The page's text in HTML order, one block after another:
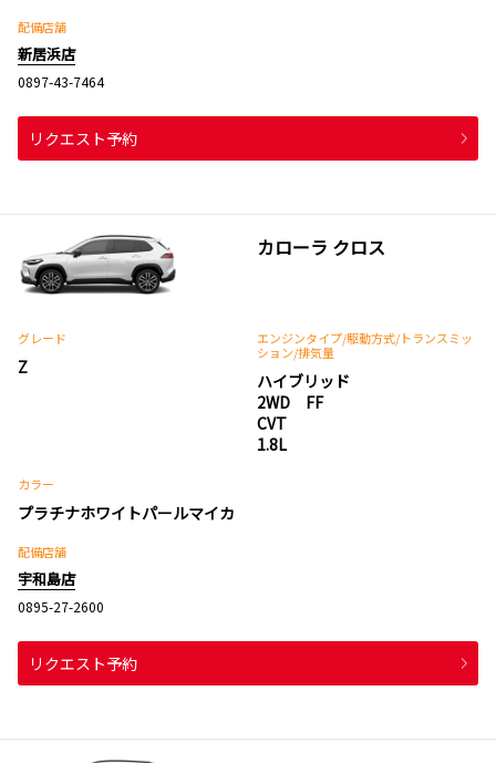
配備店舗
新居浜店
0897-43-7464
リクエスト予約
カローラ クロス
グレード
Z
エンジンタイプ/駆動方式/トランスミッ
ション/排気量
ハイブリッド
2WD FF
CVT
1.8L
カラー
プラチナホワイトパールマイカ
配備店舗
宇和島店
0895-27-2600
リクエスト予約